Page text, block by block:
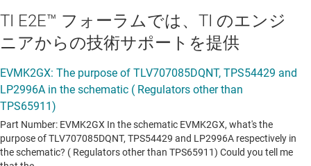
TI E2E™ フォーラムでは、TI のエンジ
ニアからの技術サポートを提供